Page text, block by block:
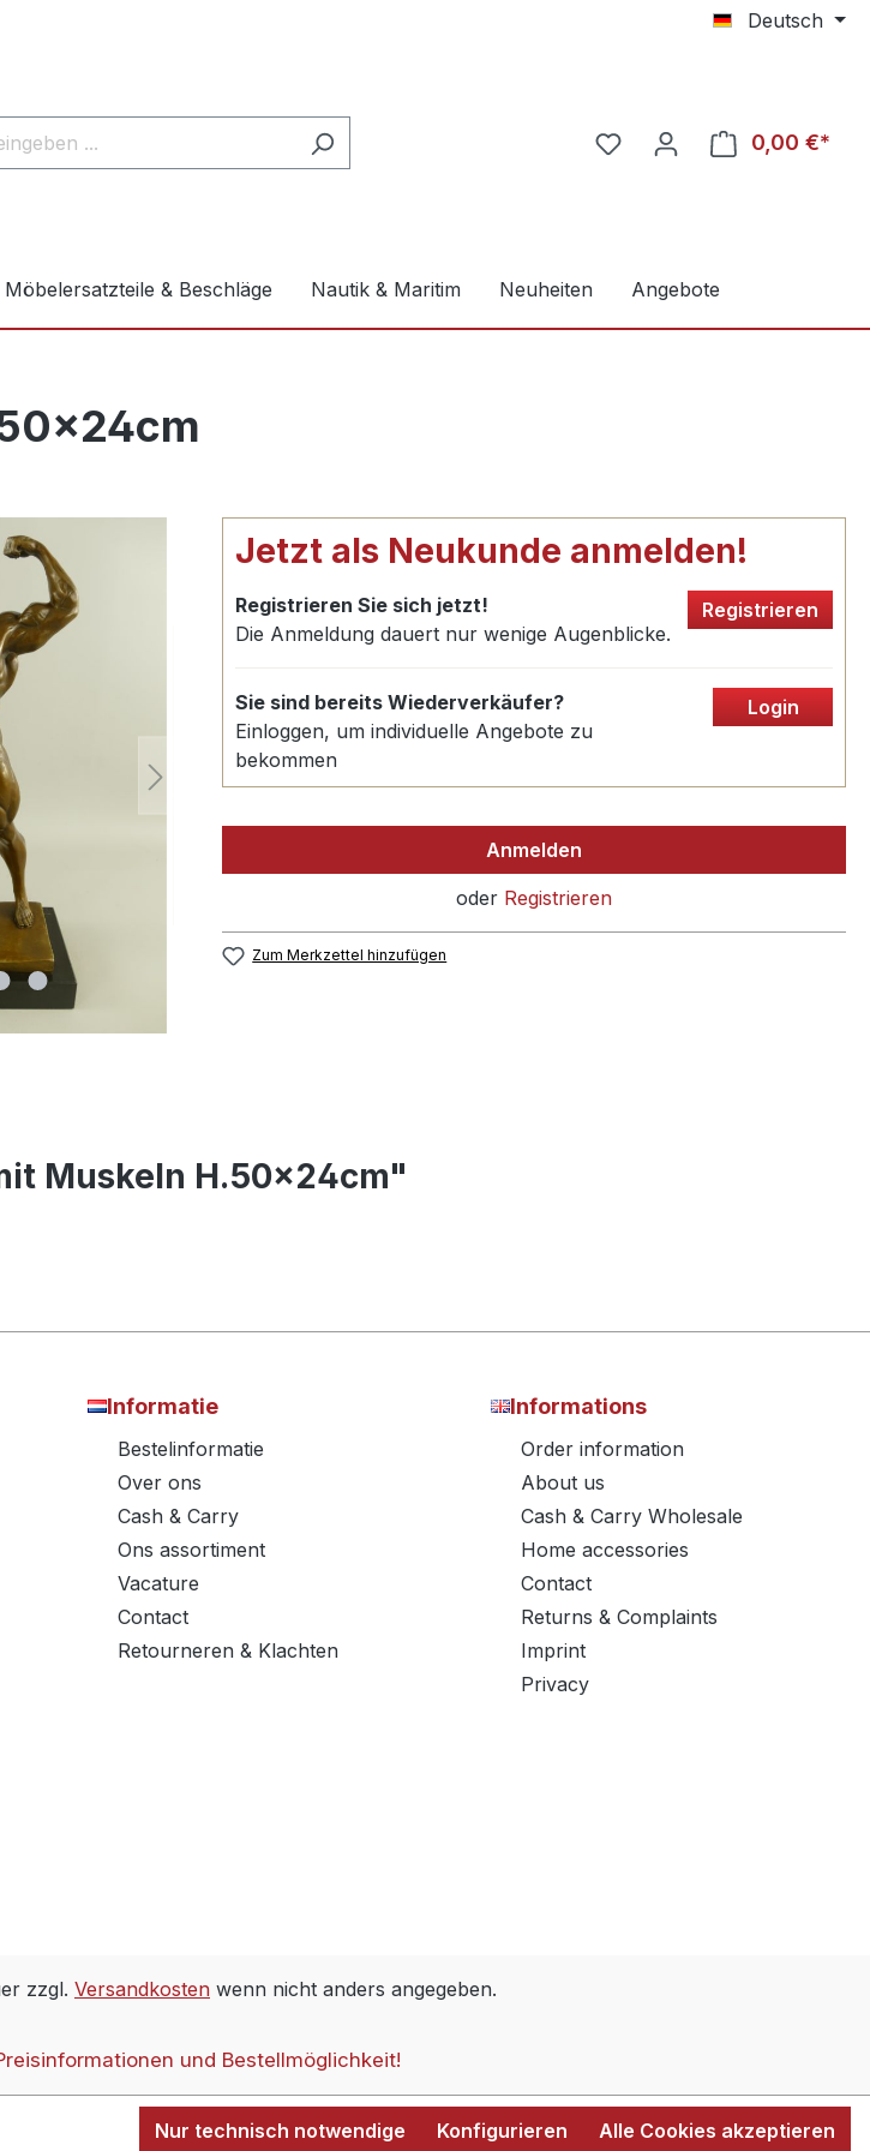
Deutsch
0,00 €*
Möbelersatzteile & Beschläge Nautik & Maritim Neuheiten Angebote
Jetzt als Neukunde anmelden!
Registrieren Sie sich jetzt!
Die Anmeldung dauert nur wenige Augenblicke.
Registrieren
Sie sind bereits Wiederverkäufer?
Einloggen, um individuelle Angebote zu
bekommen
Login
Anmelden
oder Registrieren
Zum Merkzettel hinzufügen
Muskeln H.50x24cm"
Informatie
Bestelinformatie
Over ons
Cash & Carry
Ons assortiment
Vacature
Contact
Retourneren & Klachten
Informations
Order information
About us
Cash & Carry Wholesale
Home accessories
Contact
Returns & Complaints
Imprint
Privacy
zzgl. Versandkosten wenn nicht anders angegeben.
und Bestellmöglichkeit!
Nur technisch notwendige Konfigurieren Alle Cookies akzeptieren